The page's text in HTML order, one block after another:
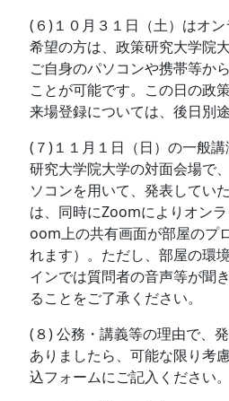
(６)１０月３１日（土）はオ
希望の方は、政策研究大学院
ご自身のパソコンや携帯等か
ことが可能です。この日の政
来場登録については、後日別
(７)１１月１日（日）の一般
研究大学院大学の対面会場で
ソコンを用いて、発表してい
は、同時にZoomによりオン
oom上の共有画面が部屋のプ
れます）。ただし、部屋の環
インでは質問者の音声等が聞
ることをご了承ください。
(８) 公務・講義等の理由で、
ありましたら、可能な限り考
込フォームにご記入ください。